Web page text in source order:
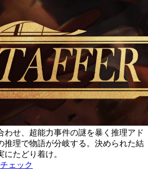
わせ、超能力事件の謎を暴く推理アド
推理で物語が分岐する。決められた結
たどり着け。
ェック